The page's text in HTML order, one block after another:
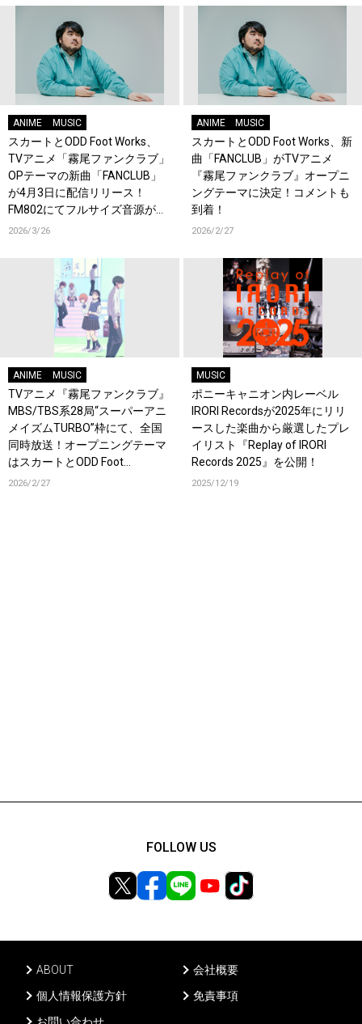
ANIME MUSIC
スカートとODD Foot Works、
TVアニメ「霧尾ファンクラブ」
OPテーマの新曲「FANCLUB」
が4月3日に配信リリース！
FM802にてフルサイズ音源が初
OA！
2026/3/26
ANIME MUSIC
スカートとODD Foot Works、新
曲「FANCLUB」がTVアニメ
『霧尾ファンクラブ』オープニ
ングテーマに決定！コメントも
到着！
2026/2/27
ANIME MUSIC
TVアニメ『霧尾ファンクラブ』
MBS/TBS系28局“スーパーアニ
メイズムTURBO”枠にて、全国
同時放送！オープニングテーマ
はスカートとODD Foot
Works「FANCLUB」！
2026/2/27
MUSIC
ポニーキャニオン内レーベル
IRORI Recordsが2025年にリリ
ースした楽曲から厳選したプレ
イリスト『Replay of IRORI
Records 2025』を公開！
2025/12/19
ABOUT
会社概要
個人情報保護方針
免責事項
お問い合わせ
FOLLOW US